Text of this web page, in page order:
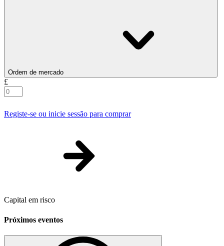
Ordem de mercado
£
Registe-se ou inicie sessão para comprar
Capital em risco
Próximos eventos